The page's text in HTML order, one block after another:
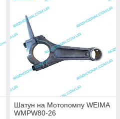
Шатун на Мотопомпу WEIMA
WMPW80-26